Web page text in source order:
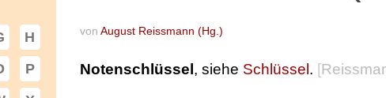
von August Reissmann (Hg.)
Notenschlüssel, siehe Schlüssel. [
H
P